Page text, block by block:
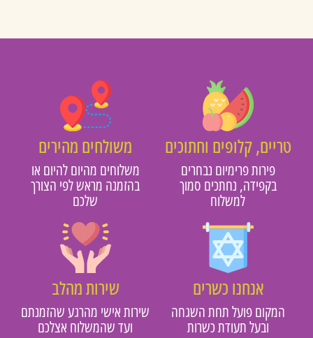
טריים, קלופים וחתוכים
פירות פרימיום נבחרים
בקפידה, נחתכים סמוך
למשלוח
משולחים מהירים
משלוחים מהיום להיום או
בהזמנה מראש לפי הצורך
שלכם
אנחנו כשרים
המקום פועל תחת השגחה
ובעל תעודת כשרות
שירות מהלב
שירות אישי מהרגע שהזמנתם
ועד שהמשלוח אצלכם